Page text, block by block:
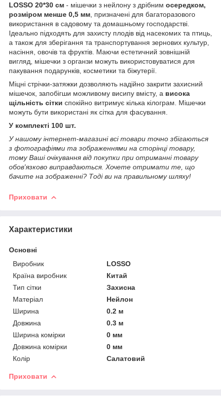
LOSSO 20*30 см - мішечки з нейлону з дрібним осередком,
розміром менше 0,5 мм , призначені для багаторазового
використання в садовому та домашньому господарстві.
Ідеально підходять для захисту плодів від насекомих та птиць,
а також для зберігання та транспортування зернових культур,
насіння, овочів та фруктів. Маючи естетичний зовнішній
вигляд, мішечки з органзи можуть використовуватися для
пакування подарунків, косметики та біжутерії.
Міцні стрічки-затяжки дозволяють надійно закрити захисний
мішечок, запобігши можливому висипу вмісту, а висока
щільність сітки спокійно витримує кілька кілограм. Мішечки
можуть бути використані як сітка для фасування.
У комплекті 100 шт.
У нашому інтернет-магазині всі товари точно збігаються
з фотографіями та зображеннями на сторінці товару,
тому Ваші очікування від покупки при отриманні товару
обов'язково виправдаються. Хочете отримати те, що
бачите на зображенні? Тоді ви на правильному шляху!
Приховати
Характеристики
Основні
Виробник
LOSSO
Країна виробник
Китай
Тип сітки
Захисна
Матеріал
Нейлон
Ширина
0.2 м
Довжина
0.3 м
Ширина комірки
0 мм
Довжина комірки
0 мм
Колір
Салатовий
Приховати